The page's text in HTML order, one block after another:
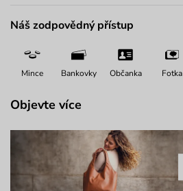
Náš zodpovědný přístup
Mince Bankovky Občanka Fotka
Objevte více